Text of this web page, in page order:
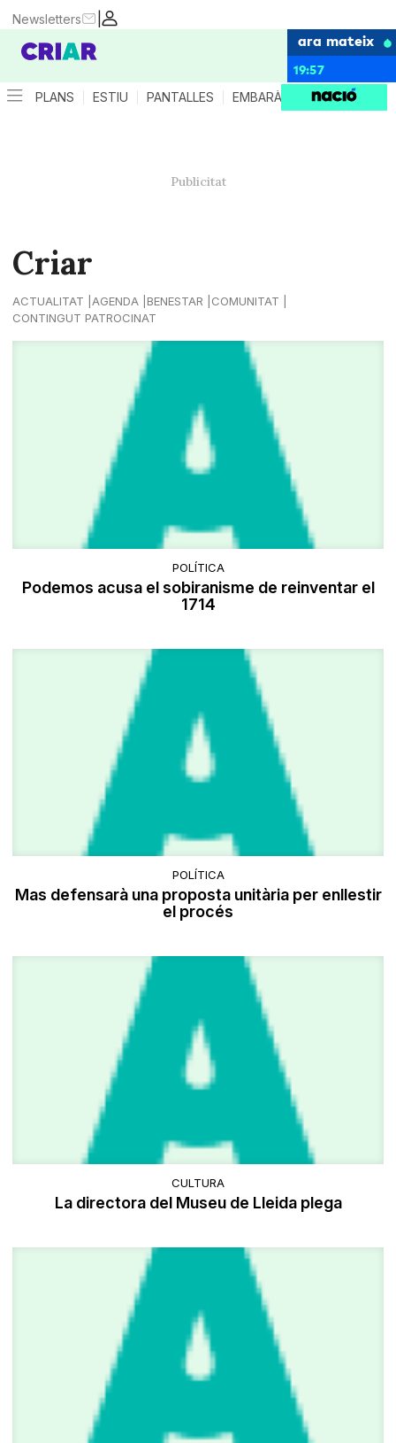
|
Newsletters
ara mateix
19:57
PLANS ESTIU PANTALLES EMBARÀS CRIANÇA
Criar
ACTUALITAT AGENDA BENESTAR
COMUNITAT
CONTINGUT PATROCINAT
POLÍTICA
Podemos acusa el sobiranisme de reinventar el
1714
POLÍTICA
Mas defensarà una proposta unitària per enllestir
el procés
CULTURA
La directora del Museu de Lleida plega